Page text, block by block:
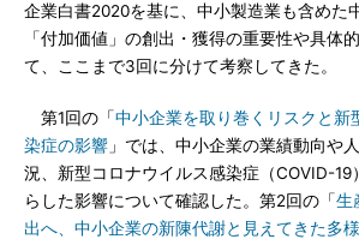
企業白書2020を基に、中小製造業も含めた
「付加価値」の創出・獲得の重要性や具体
て、ここまで3回に分けて考察してきた。
第1回の「中小企業を取り巻くリスクと新
染症の影響 」では、中小企業の業績動向や
況、新型コロナウイルス感染症（COVID-19
らした影響について確認した。第2回の「生
出へ、中小企業の新陳代謝と見えてきた多